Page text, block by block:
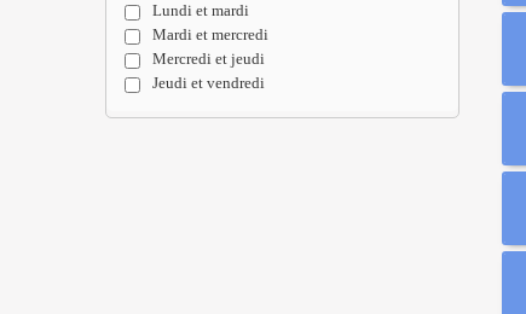
Lundi et mardi
Mardi et mercredi
Mercredi et jeudi
Jeudi et vendredi